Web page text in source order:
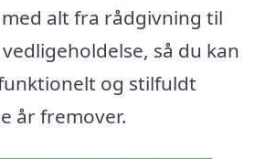
alt fra rådgivning til
så du kan
og stilfuldt
år fremover.